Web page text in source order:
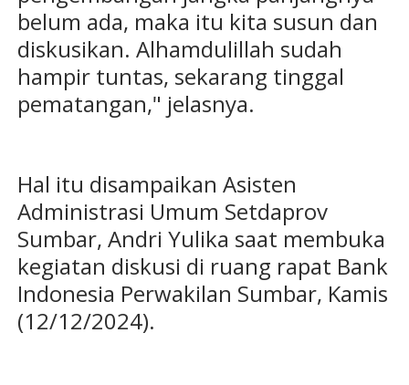
belum ada, maka itu kita susun dan
diskusikan. Alhamdulillah sudah
hampir tuntas, sekarang tinggal
pematangan," jelasnya.
Hal itu disampaikan Asisten
Administrasi Umum Setdaprov
Sumbar, Andri Yulika saat membuka
kegiatan diskusi di ruang rapat Bank
Indonesia Perwakilan Sumbar, Kamis
(12/12/2024).